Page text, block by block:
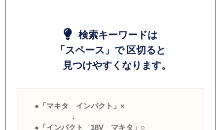
検索キーワードは
「スペース」で 区切ると
見つけやすくなります。
●「マキタ インパクト」×
↓
●「インパクト 18V マキタ」○